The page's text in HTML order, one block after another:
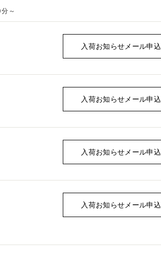
～
入荷お知らせメール申込
入荷お知らせメール申込
入荷お知らせメール申込
入荷お知らせメール申込